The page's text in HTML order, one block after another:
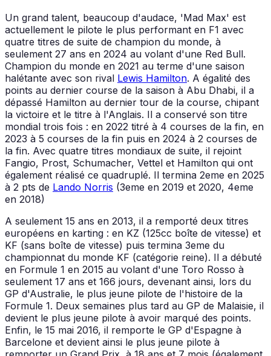
Un grand talent, beaucoup d'audace, 'Mad Max' est
actuellement le pilote le plus performant en F1 avec
quatre titres de suite de champion du monde, à
seulement 27 ans en 2024 au volant d'une Red Bull.
Champion du monde en 2021 au terme d'une saison
halétante avec son rival Lewis Hamilton. A égalité des
points au dernier course de la saison à Abu Dhabi, il a
dépassé Hamilton au dernier tour de la course, chipant
la victoire et le titre à l'Anglais. Il a conservé son titre
mondial trois fois : en 2022 titré à 4 courses de la fin, en
2023 à 5 courses de la fin puis en 2024 à 2 courses de
la fin. Avec quatre titres mondiaux de suite, il rejoint
Fangio, Prost, Schumacher, Vettel et Hamilton qui ont
également réalisé ce quadruplé. Il termina 2eme en 2025
à 2 pts de Lando Norris (3eme en 2019 et 2020, 4eme
en 2018)
A seulement 15 ans en 2013, il a remporté deux titres
européens en karting : en KZ (125cc boîte de vitesse) et
KF (sans boîte de vitesse) puis termina 3eme du
championnat du monde KF (catégorie reine). Il a débuté
en Formule 1 en 2015 au volant d'une Toro Rosso à
seulement 17 ans et 166 jours, devenant ainsi, lors du
GP d'Australie, le plus jeune pilote de l'histoire de la
Formule 1. Deux semaines plus tard au GP de Malaisie, il
devient le plus jeune pilote à avoir marqué des points.
Enfin, le 15 mai 2016, il remporte le GP d'Espagne à
Barcelone et devient ainsi le plus jeune pilote à